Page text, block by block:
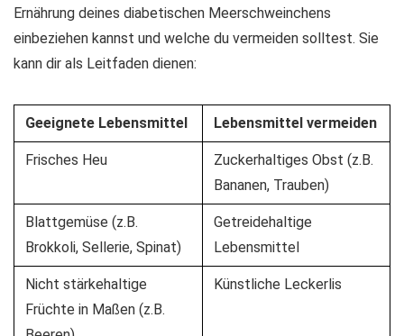
Ernährung deines diabetischen Meerschweinchens
einbeziehen kannst und welche du vermeiden solltest. Sie
kann dir als Leitfaden dienen:
Geeignete Lebensmittel Lebensmittel vermeiden
Frisches Heu
Zuckerhaltiges Obst (z.B.
Bananen, Trauben)
Blattgemüse (z.B.
Brokkoli, Sellerie, Spinat)
Getreidehaltige
Lebensmittel
Nicht stärkehaltige
Früchte in Maßen (z.B.
Künstliche Leckerlis